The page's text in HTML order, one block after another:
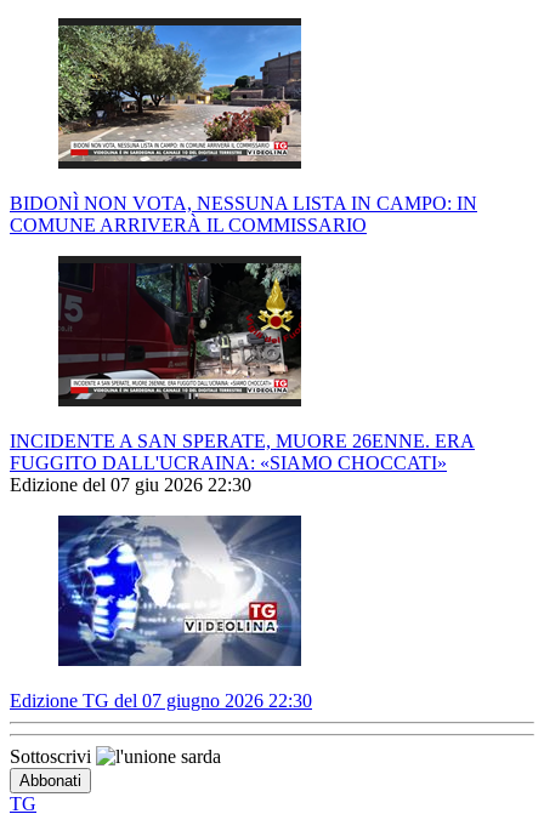
BIDONÌ NON VOTA, NESSUNA LISTA IN CAMPO: IN
COMUNE ARRIVERÀ IL COMMISSARIO
INCIDENTE A SAN SPERATE, MUORE 26ENNE. ERA
FUGGITO DALL'UCRAINA: «SIAMO CHOCCATI»
Edizione del 07 giu 2026 22:30
Edizione TG del 07 giugno 2026 22:30
Sottoscrivi
TG